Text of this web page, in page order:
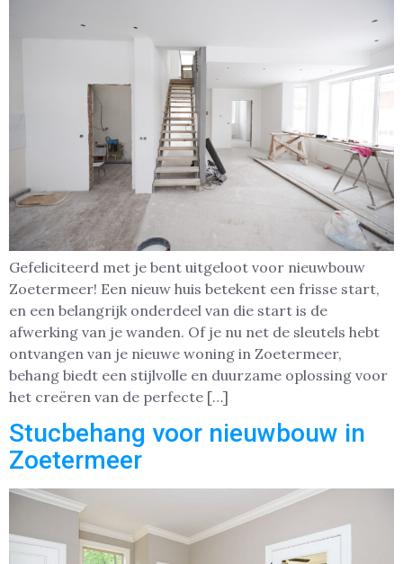
Gefeliciteerd met je bent uitgeloot voor nieuwbouw
Zoetermeer! Een nieuw huis betekent een frisse start,
en een belangrijk onderdeel van die start is de
afwerking van je wanden. Of je nu net de sleutels hebt
ontvangen van je nieuwe woning in Zoetermeer,
behang biedt een stijlvolle en duurzame oplossing voor
het creëren van de perfecte […]
Stucbehang voor nieuwbouw in
Zoetermeer